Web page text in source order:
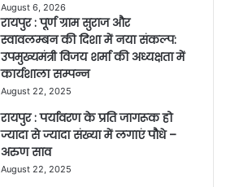
August 6, 2026
रायपुर : पूर्ण ग्राम सुराज और
स्वावलम्बन की दिशा में नया संकल्प:
उपमुख्यमंत्री विजय शर्मा की अध्यक्षता में
कार्यशाला सम्पन्न
August 22, 2025
रायपुर : पर्यावरण के प्रति जागरूक हो
ज्यादा से ज्यादा संख्या में लगाएं पौधे –
अरुण साव
August 22, 2025